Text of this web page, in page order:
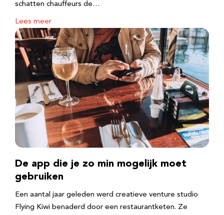
schatten chauffeurs de…
Lees meer
De app die je zo min mogelijk moet
gebruiken
Een aantal jaar geleden werd creatieve venture studio
Flying Kiwi benaderd door een restaurantketen. Ze